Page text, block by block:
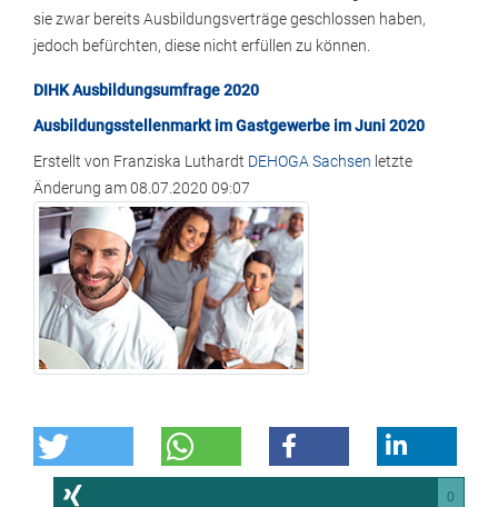
sie zwar bereits Ausbildungsverträge geschlossen haben,
jedoch befürchten, diese nicht erfüllen zu können.
DIHK Ausbildungsumfrage 2020
Ausbildungsstellenmarkt im Gastgewerbe im Juni 2020
Erstellt von Franziska Luthardt DEHOGA Sachsen letzte
Änderung am08.07.2020 09:07
0